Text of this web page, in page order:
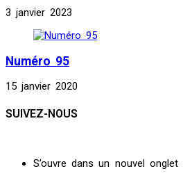
3 janvier 2023
Numéro 95
15 janvier 2020
SUIVEZ-NOUS
S’ouvre dans un nouvel onglet